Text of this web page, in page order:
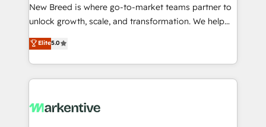
Marketo・Pardot等からの移行、カスタム設計、履歴
データ移行と活用設計まで。 ▸ AEO対応：ChatGPT・
ンツとサイト構造を最適化。 🏆 なぜ100incを選ぶの
か？ ✓ HubSpot Eliteパートナー認定 ✓ HubSpotアワ
ード受賞・HUGリーダー ✓ ISO27001:2022 /
HubSpot大百科 出版 CRM・AI活用に関するご相談、現
to automate growth. 🏆 Elite Excellence - 8 platform
accreditations and deep HIPAA-compliance
expertise. - A team of 250+ experts dedicated to
your resilient growth.
New Breed is where go-to-market teams partner to
unlock growth, scale, and transformation. We help
companies activate HubSpot’s AI-powered
customer platform and operationalize HubSpot’s
Loop Marketing framework through expert-led
services, smart agents, and purpose-built apps,
results, fast. ⚙️CRM & RevOps: Align all Hubs to your
Elite5.0